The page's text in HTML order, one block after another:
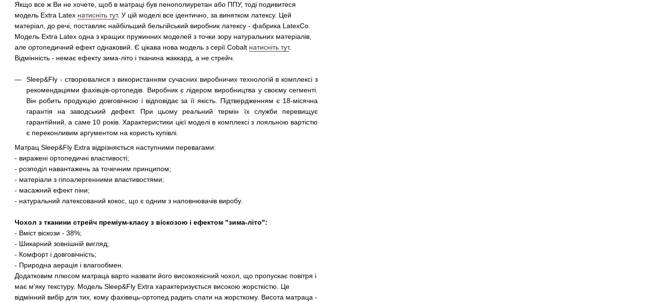
Якщо все ж Ви не хочете, щоб в матраці був пенополиуретан або ППУ, тоді подивитеся
модель Extra Latex натисніть тут. У цій моделі все ідентично, за винятком латексу. Цей
матеріал, до речі, поставляє найбільший бельгійський виробник латексу - фабрика LatexCo.
Модель Extra Latex одна з кращих пружинних моделей з точки зору натуральних матеріалів,
але ортопедичний ефект однаковий. Є цікава нова модель з серії Cobalt натисніть тут.
Відмінність - немає ефекту зима-літо і тканина жаккард, а не стрейч.
Sleep&Fly - створювалися з використанням сучасних виробничих технологій в комплексі з
рекомендаціями фахівців-ортопедів. Виробник є лідером виробництва у своєму сегменті.
Він робить продукцію довговічною і відповідає за її якість. Підтвердженням є 18-місячна
гарантія на заводський дефект. При цьому реальний термін їх служби перевищує
гарантійний, а саме 10 років. Характеристики цієї моделі в комплексі з лояльною вартістю
є переконливим аргументом на користь купівлі.
Матрац Sleep&Fly Extra відрізняється наступними перевагами:
- виражені ортопедичні властивості;
- розподіл навантажень за точечним принципом;
- матеріали з гіпоалергенними властивостями;
- масажний ефект піни;
- натуральний латексований кокос, що є одним з наповнювачів виробу.
Чохол з тканини стрейч преміум-класу з віскозою і ефектом "зима-літо":
- Вміст віскози - 38%;
- Шикарний зовнішній вигляд;
- Комфорт і довговічність;
- Природна аерація і влагообмен.
Додатковим плюсом матраца варто назвати його високоякісний чохол, що пропускає повітря і
має м'яку текстуру. Модель Sleep&Fly Extra характеризується високою жорсткістю. Це
відмінний вибір для тих, кому фахівець-ортопед радить спати на жорсткому. Висота матраца -